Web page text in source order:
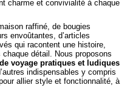
charme et convivialité à chaque
raffiné, de bougies
envoûtantes, d’articles
qui racontent une histoire,
détail. Nous proposons
voyage pratiques et ludiques
indispensables y compris
allier style et fonctionnalité, à